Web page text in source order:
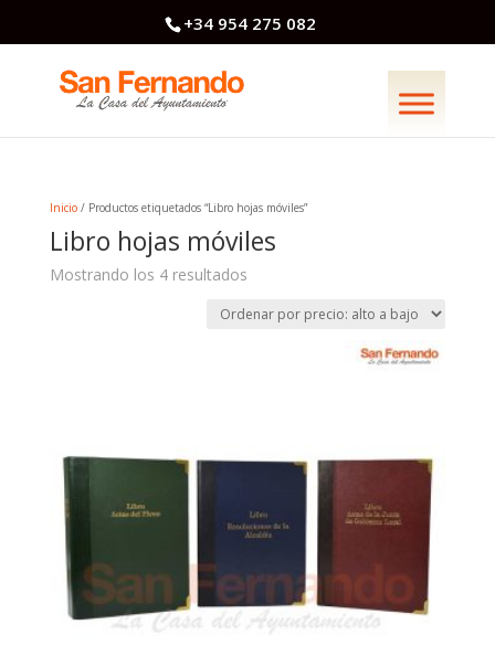
+34 954 275 082
Inicio/ Productos etiquetados “Libro hojas móviles”
Libro hojas móviles
Mostrando los 4 resultadosOrdenado
precio: